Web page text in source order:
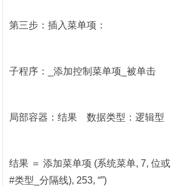
第三步：插入菜单项：
子程序： _添加控制菜单项 _被单击
局部容器：结果 数据类型：逻辑型
结果 ＝ 添加菜单项 (系统菜单, 7,位或
#类型 _分隔线), 253,“”)